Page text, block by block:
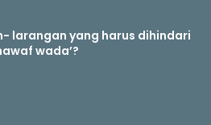
larangan yang harus dihindari
wada’?